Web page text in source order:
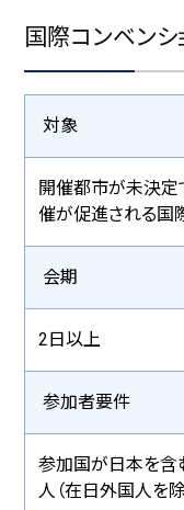
ユニークベニュー
プランニ
体験型プログラム
アトラクション
グルメ情報
メディア
国際コンベン
対象
開催都市が未決定
催が促進される国
会期
2日以上
参加者要件
参加国が日本を含
人（在日外国人を